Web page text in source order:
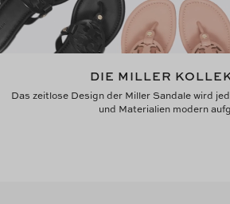
DIE MILLER
Das zeitlose Design der Miller Sandale wird
und Materialien modern